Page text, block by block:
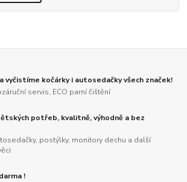
vyčistíme kočárky i autosedačky všech značek!
servis, ECO parní čištění
potřeb, kvalitně, výhodně a bez
postýlky, monitory dechu a další
!